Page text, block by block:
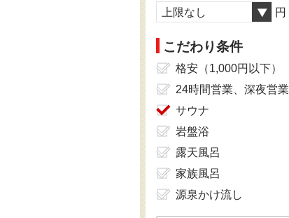
上限なし 円
こだわり条件
格安（1,000円以下）
24時間営業、深夜営業
サウナ
岩盤浴
露天風呂
家族風呂
源泉かけ流し